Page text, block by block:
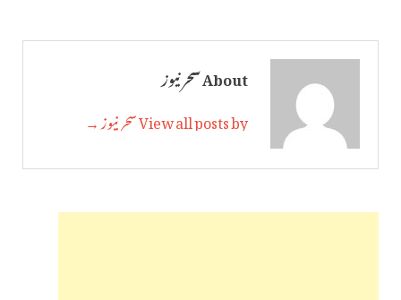
About سحر نیوز
View all posts by سحر نیوز →